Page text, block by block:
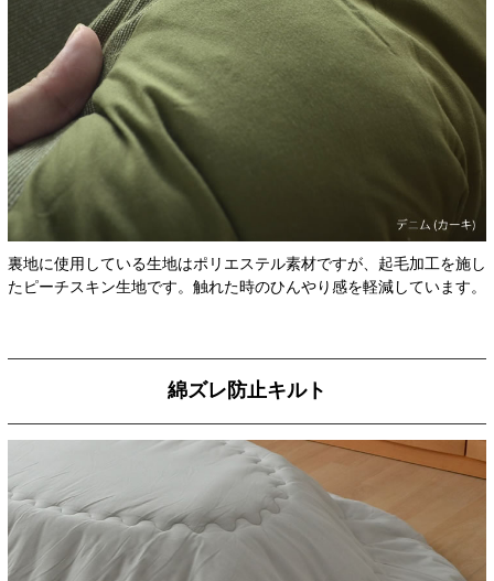
裏地に使用している生地はポリエステル素材ですが、起毛加工を施し
たピーチスキン生地です。触れた時のひんやり感を軽減しています。
綿ズレ防止キルト